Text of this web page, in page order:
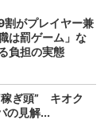
割がプレイヤー兼
は罰ゲーム」な
負担の実態
稼ぎ頭” キオク
の見解...